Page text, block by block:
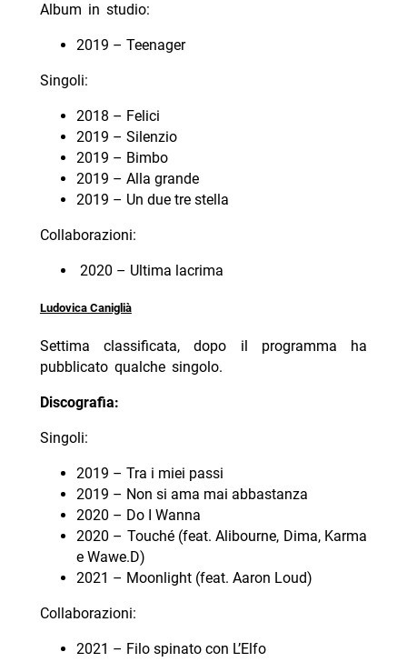
Album in studio:
2019 – Teenager
Singoli:
2018 – Felici
2019 – Silenzio
2019 – Bimbo
2019 – Alla grande
2019 – Un due tre stella
Collaborazioni:
2020 – Ultima lacrima
Ludovica Caniglià
Settima classificata, dopo il programma ha
pubblicato qualche singolo.
Discografia:
Singoli:
2019 – Tra i miei passi
2019 – Non si ama mai abbastanza
2020 – Do I Wanna
2020 – Touché (feat. Alibourne, Dima, Karma
e Wawe.D)
2021 – Moonlight (feat. Aaron Loud)
Collaborazioni:
2021 – Filo spinato con L’Elfo